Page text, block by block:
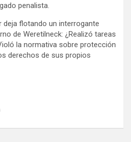
penalista.
flotando un interrogante
de Weretilneck: ¿Realizó tareas
la normativa sobre protección
derechos de sus propios